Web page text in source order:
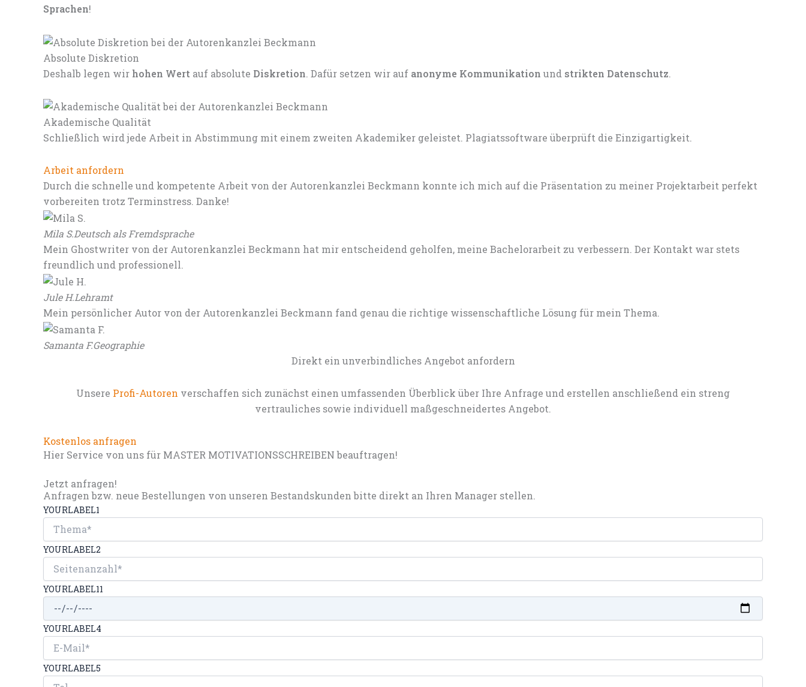
Sprachen!
Absolute Diskretion
Deshalb legen wir hohen Wert auf absolute Diskretion. Dafür setzen wir auf anonyme Kommunikation und strikten Datenschutz.
Akademische Qualität
Schließlich wird jede Arbeit in Abstimmung mit einem zweiten Akademiker geleistet. Plagiatssoftware überprüft die Einzigartigkeit.
Arbeit anfordern
Durch die schnelle und kompetente Arbeit von der Autorenkanzlei Beckmann konnte ich mich auf die Präsentation zu meiner Projektarbeit perfekt
vorbereiten trotz Terminstress. Danke!
Mila S.Deutsch als Fremdsprache
Mein Ghostwriter von der Autorenkanzlei Beckmann hat mir entscheidend geholfen, meine Bachelorarbeit zu verbessern. Der Kontakt war stets
freundlich und professionell.
Jule H.Lehramt
Mein persönlicher Autor von der Autorenkanzlei Beckmann fand genau die richtige wissenschaftliche Lösung für mein Thema.
Samanta F.Geographie
Direkt ein unverbindliches Angebot anfordern
Unsere Profi-Autoren verschaffen sich zunächst einen umfassenden Überblick über Ihre Anfrage und erstellen anschließend ein streng
vertrauliches sowie individuell maßgeschneidertes Angebot.
Kostenlos anfragen
Hier Service von uns für MASTER MOTIVATIONSSCHREIBEN beauftragen!
Jetzt anfragen!
Anfragen bzw. neue Bestellungen von unseren Bestandskunden bitte direkt an Ihren Manager stellen.
YOURLABEL1
YOURLABEL2
YOURLABEL11
YOURLABEL4
YOURLABEL5